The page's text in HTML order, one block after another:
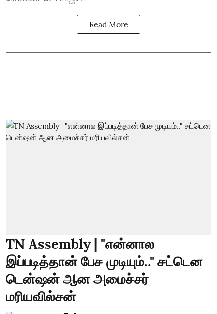
Read More
TN Assembly | "என்னால
இப்படித்தான் பேச முடியும்.." சட்டென
டென்ஷன் ஆன அமைச்சர்
மரியவில்சன்